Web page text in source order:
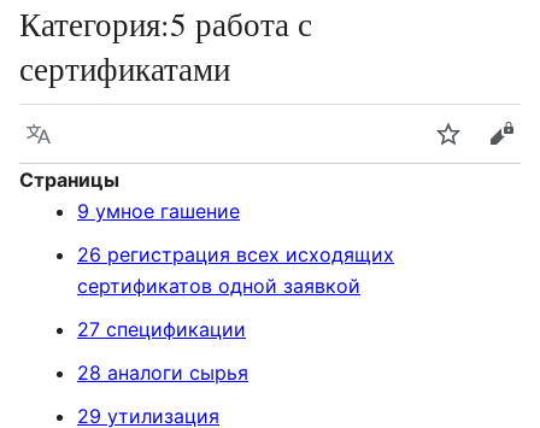
Категория:5 работа с
сертификатами
Язык Следить
Страницы
9 умное гашение
26 регистрация всех исходящих
сертификатов одной заявкой
27 спецификации
28 аналоги сырья
29 утилизация